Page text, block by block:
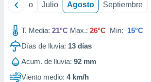
Junio Julio Agosto Septiembre
T. Media: 21°C Max.: 26°C Min: 15°C
Días de lluvia: 13 días
Acum. de lluvia: 92 mm
Viento medio: 4 km/h